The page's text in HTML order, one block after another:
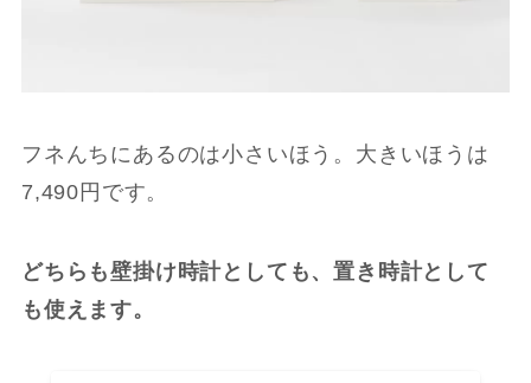
フネんちにあるのは小さいほう。大きいほうは
7,490円です。
どちらも壁掛け時計としても、置き時計として
も使えます。